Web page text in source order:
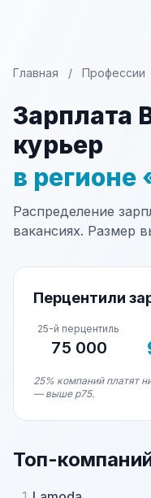
Главная / Профессии
Зарплата
курьер
в
Распределение
вакансиях. Размер
Перцентили
25-й перцентиль
75 000
25% компаний платят
— выше p75.
Топ-